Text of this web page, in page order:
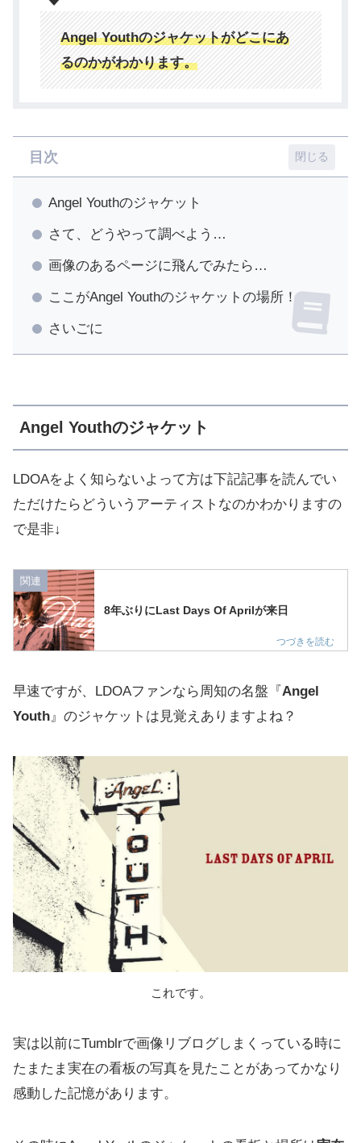
Angel Youthのジャケットがどこにあ
るのかがわかります。
目次
Angel Youthのジャケット
さて、どうやって調べよう…
画像のあるページに飛んでみたら…
ここがAngel Youthのジャケットの場所！
さいごに
Angel Youthのジャケット
LDOAをよく知らないよって方は下記記事を読んでい
ただけたらどういうアーティストなのかわかりますの
で是非↓
関連
8年ぶりにLast Days Of Aprilが来日
早速ですが、LDOAファンなら周知の名盤『Angel
Youth』のジャケットは見覚えありますよね？
これです。
実は以前にTumblrで画像リブログしまくっている時に
たまたま実在の看板の写真を見たことがあってかなり
感動した記憶があります。